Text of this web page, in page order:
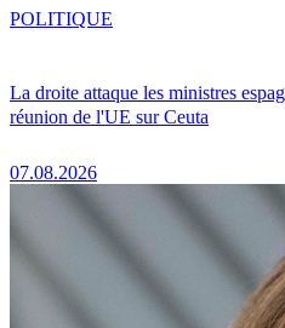
La droite attaque les ministres
réunion de l'UE sur Ceuta
07.08.2026
POLITIQUE